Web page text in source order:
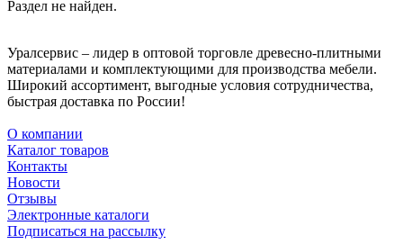
Раздел не найден.
Уралсервис – лидер в оптовой торговле древесно-плитными
материалами и комплектующими для производства мебели.
Широкий ассортимент, выгодные условия сотрудничества,
быстрая доставка по России!
О компании
Каталог товаров
Контакты
Новости
Отзывы
Электронные каталоги
Подписаться на рассылку